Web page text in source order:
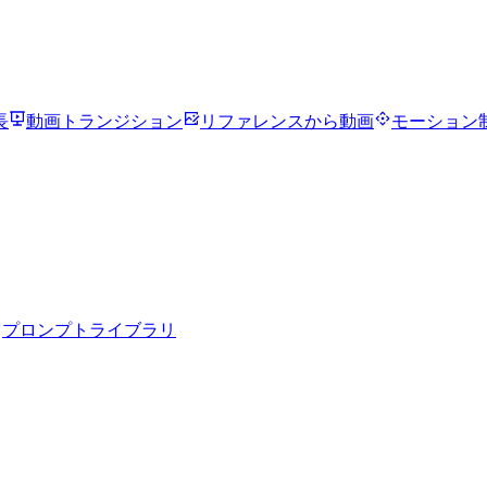
動画トランジション リファレンスから動画 モーション
プロンプトライブラリ